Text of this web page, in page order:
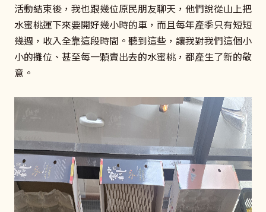
活動結束後，我也跟幾位原民朋友聊天，他們說從山上把
水蜜桃運下來要開好幾小時的車，而且每年產季只有短短
幾週，收入全靠這段時間。聽到這些，讓我對我們這個小
小的攤位、甚至每一顆賣出去的水蜜桃，都產生了新的敬
意。